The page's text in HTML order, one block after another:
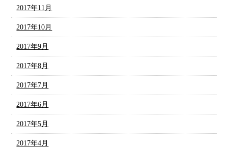
2017年11月
2017年10月
2017年9月
2017年8月
2017年7月
2017年6月
2017年5月
2017年4月